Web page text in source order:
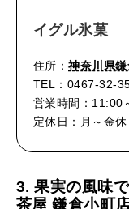
イグル氷菓
住所：神奈川県
TEL：0467-32-
営業時間：11:00
定休日：月～金
3. 果実の風味
茶屋 鎌倉小町